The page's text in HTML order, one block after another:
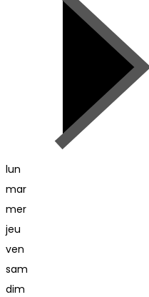
lun
mar
mer
jeu
ven
sam
dim